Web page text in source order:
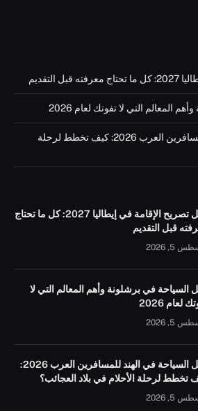
التقديم
المعالم التي لا تفوتك لعام 2026
دليل السياحة في الهند للمسافرين العرب 2026: كيف تخطط لرحلة
دليل تصريح الإقامة في إيطاليا 2027: كل ما تحتاج
قبل التقديم
5, 2026
السياحة في برشلونة وأهم المعالم التي لا
لعام 2026
5, 2026
دليل السياحة في الهند للمسافرين العرب 2026:
تخطط لرحلة الأحلام في بلاد العجائب؟
5, 2026